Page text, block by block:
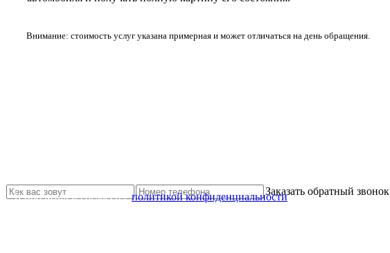
Внимание: стоимость услуг указана примерная и может отличаться на день обращения.
Заказать обратный звонок
Я прочитал и согласен сполитикой конфиденциальности